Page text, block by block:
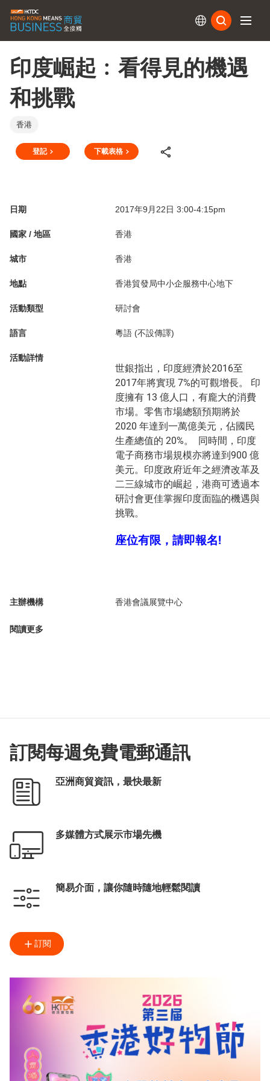
印度崛起﹕看得見的機遇
和挑戰
香港
登記 下載表格
日期 2017年9月22日 3:00-4:15pm
國家 / 地區 香港
城市 香港
地點 香港貿發局中小企服務中心地下
活動類型 研討會
語言 粵語 (不設傳譯)
活動詳情
世銀指出，印度經濟於2016至
2017年將實現 7%的可觀增長。 印
度擁有 13 億人口，有龐大的消費
市場。零售市場總額預期將於
2020 年達到一萬億美元，佔國民
生產總值的 20%。 同時間，印度
電子商務市場規模亦將達到900 億
美元。印度政府近年之經濟改革及
二三線城市的崛起，港商可透過本
研討會更佳掌握印度面臨的機遇與
挑戰。
座位有限，請即報名!
主辦機構 香港會議展覽中心
閱讀更多
訂閱每週免費電郵通訊
亞洲商貿資訊，最快最新
多媒體方式展示市場先機
簡易介面，讓你隨時隨地輕鬆閱讀
訂閱